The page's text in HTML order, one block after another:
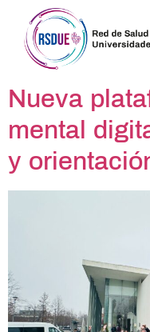
Nueva
mental
y